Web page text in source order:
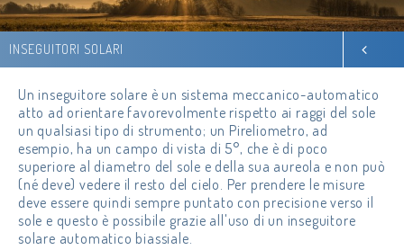
INSEGUITORI SOLARI
Un inseguitore solare è un sistema meccanico-automatico
atto ad orientare favorevolmente rispetto ai raggi del sole
un qualsiasi tipo di strumento; un Pireliometro, ad
esempio, ha un campo di vista di 5°, che è di poco
superiore al diametro del sole e della sua aureola e non può
(né deve) vedere il resto del cielo. Per prendere le misure
deve essere quindi sempre puntato con precisione verso il
sole e questo è possibile grazie all'uso di un inseguitore
solare automatico biassiale.